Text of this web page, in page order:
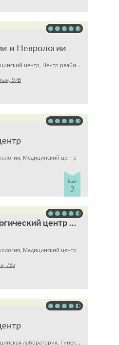
и Неврологии
Детская клиника, Медицинский центр, Центр реабилитации
97В
Медицинский центр
Ещё
2
Гастроэнтерологический центр Уфимцева К.А.
Медицинский центр
73а
Детская клиника, Медицинская лаборатория, Гинекология